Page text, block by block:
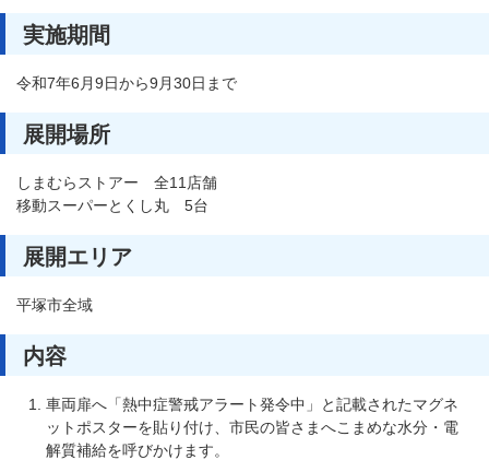
実施期間
令和7年6月9日から9月30日まで
展開場所
しまむらストアー 全11店舗
移動スーパーとくし丸 5台
展開エリア
平塚市全域
内容
車両扉へ「熱中症警戒アラート発令中」と記載されたマグネ
ットポスターを貼り付け、市民の皆さまへこまめな水分・電
解質補給を呼びかけます。